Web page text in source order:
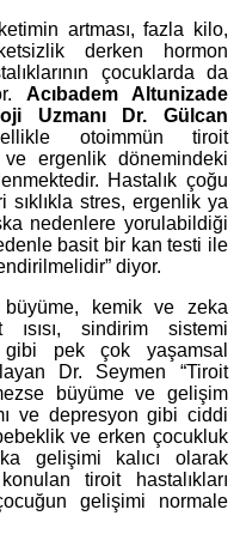
artması, fazla kilo,
derken hormon
çocuklarda da
Acıbadem Altunizade
Uzmanı Dr. Gülcan
otoimmün tiroit
ve ergenlik dönemindeki
Hastalık çoğu
stres, ergenlik ya
nedenlere yorulabildiği
basit bir kan testi ile
diyor.
büyüme, kemik ve zeka
sindirim sistemi
pek çok yaşamsal
Dr. Seymen “Tiroit
büyüme ve gelişim
ve depresyon gibi ciddi
ve erken çocukluk
gelişimi kalıcı olarak
tiroit hastalıkları
gelişimi normale